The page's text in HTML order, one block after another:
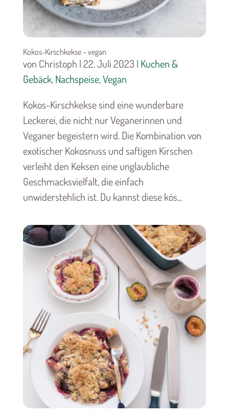
Kokos-Kirschkekse – vegan
von Christoph | 22. Juli 2023 | Kuchen &
Gebäck,Nachspeise,Vegan
Kokos-Kirschkekse sind eine wunderbare
Leckerei, die nicht nur Veganerinnen und
Veganer begeistern wird. Die Kombination von
exotischer Kokosnuss und saftigen Kirschen
verleiht den Keksen eine unglaubliche
Geschmacksvielfalt, die einfach
unwiderstehlich ist. Du kannst diese kös...